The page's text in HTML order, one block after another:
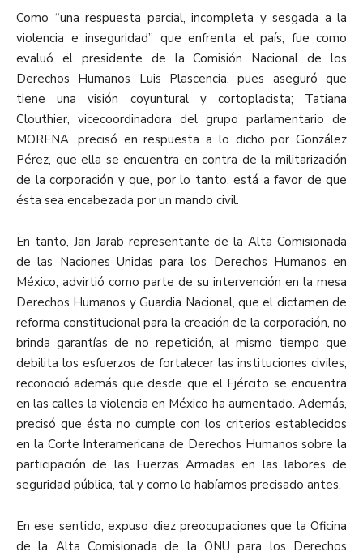
Como “una respuesta parcial, incompleta y sesgada a la
violencia e inseguridad” que enfrenta el país, fue como
evaluó el presidente de la Comisión Nacional de los
Derechos Humanos Luis Plascencia, pues aseguró que
tiene una visión coyuntural y cortoplacista; Tatiana
Clouthier, vicecoordinadora del grupo parlamentario de
MORENA, precisó en respuesta a lo dicho por González
Pérez, que ella se encuentra en contra de la militarización
de la corporación y que, por lo tanto, está a favor de que
ésta sea encabezada por un mando civil.
En tanto, Jan Jarab representante de la Alta Comisionada
de las Naciones Unidas para los Derechos Humanos en
México, advirtió como parte de su intervención en la mesa
Derechos Humanos y Guardia Nacional, que el dictamen de
reforma constitucional para la creación de la corporación, no
brinda garantías de no repetición, al mismo tiempo que
debilita los esfuerzos de fortalecer las instituciones civiles;
reconoció además que desde que el Ejército se encuentra
en las calles la violencia en México ha aumentado. Además,
precisó que ésta no cumple con los criterios establecidos
en la Corte Interamericana de Derechos Humanos sobre la
participación de las Fuerzas Armadas en las labores de
seguridad pública, tal y como lo habíamos precisado antes.
En ese sentido, expuso diez preocupaciones que la Oficina
de la Alta Comisionada de la ONU para los Derechos